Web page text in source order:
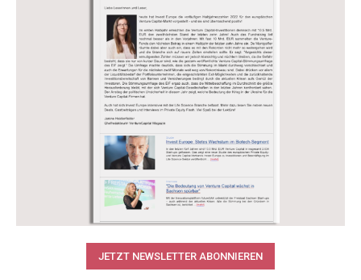
JETZT NEWSLETTER ABONNIEREN